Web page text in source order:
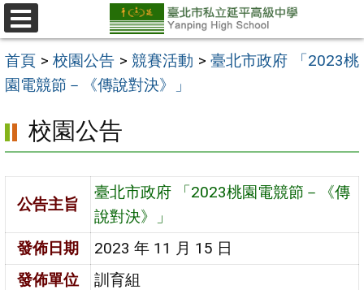
跳
至
主
要
區
選
單
首頁 > 校園公告 > 競賽活動 > 臺北市政府 「2023桃
園電競節－《傳說對決》」
校園公告
公告主旨
臺北市政府 「2023桃園電競節－《傳
說對決》」
發佈日期
2023 年 11 月 15 日
發佈單位
訓育組